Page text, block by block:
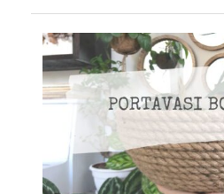
Portavasi
in
stile
Boho